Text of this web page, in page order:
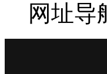
网址导